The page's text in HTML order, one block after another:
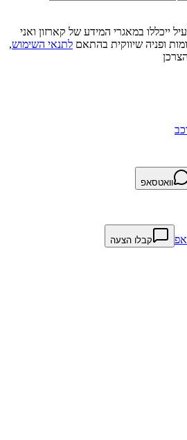
ייכללו במאגרי המידע של קארזון ואני
ופניה שיווקית בהתאם לתנאי השימוש,
וואטסאפ
קבלו הצעה